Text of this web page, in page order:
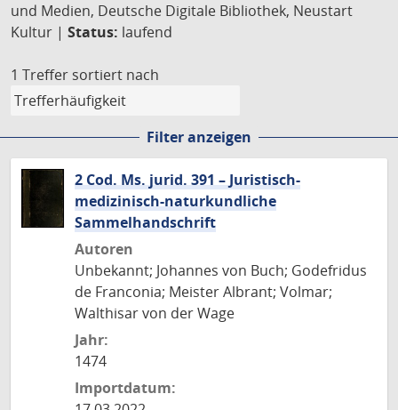
und Medien, Deutsche Digitale Bibliothek, Neustart
Kultur | Status: laufend
1 Treffer sortiert nach
Filter anzeigen
2 Cod. Ms. jurid. 391 – Juristisch-
medizinisch-naturkundliche
Sammelhandschrift
Autoren
Unbekannt; Johannes von Buch; Godefridus
de Franconia; Meister Albrant; Volmar;
Walthisar von der Wage
Jahr:
1474
Importdatum: